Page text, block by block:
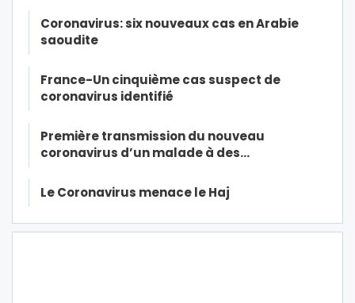
Coronavirus: six nouveaux cas en Arabie
saoudite
France-Un cinquième cas suspect de
coronavirus identifié
Première transmission du nouveau
coronavirus d’un malade à des…
Le Coronavirus menace le Haj